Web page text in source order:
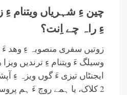
چین ءِ شہریاں ویتنام
ءِ راہ چے اِنت؟
زوتیں سفری منصوبہ ءِ وھد
وسیلگ ءَ ویتنام ءِ ترندیں
2 کلاک، یا ہمے روچ ءَ ہم